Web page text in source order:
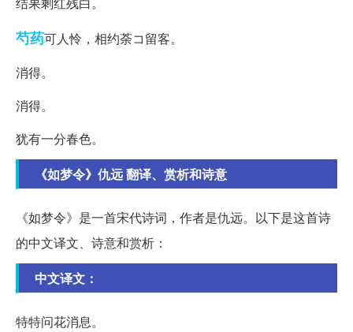
芍药可人怜，相约荼コ留客。
消得。
消得。
犹有一分春色。
《如梦令》仇远 翻译、赏析和诗意
《如梦令》是一首宋代诗词，作者是仇远。以下是这首诗
的中文译文、诗意和赏析：
中文译文：
特特问花消息。